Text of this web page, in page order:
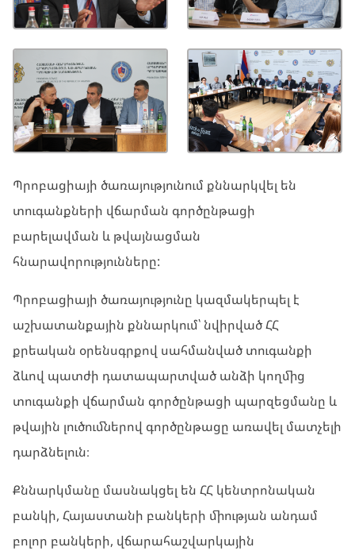
Պրոբացիայի ծառայությունում քննարկվել են
տուգանքների վճարման գործընթացի
բարելավման և թվայնացման
հնարավորությունները:
Պրոբացիայի ծառայությունը կազմակերպել է
աշխատանքային քննարկում՝ նվիրված ՀՀ
քրեական օրենսգրքով սահմանված տուգանքի
ձևով պատժի դատապարտված անձի կողմից
տուգանքի վճարման գործընթացի պարզեցմանը և
թվային լուծումներով գործընթացը առավել մատչելի
դարձնելուն։
Քննարկմանը մասնակցել են ՀՀ կենտրոնական
բանկի, Հայաստանի բանկերի միության անդամ
բոլոր բանկերի, վճարահաշվարկային